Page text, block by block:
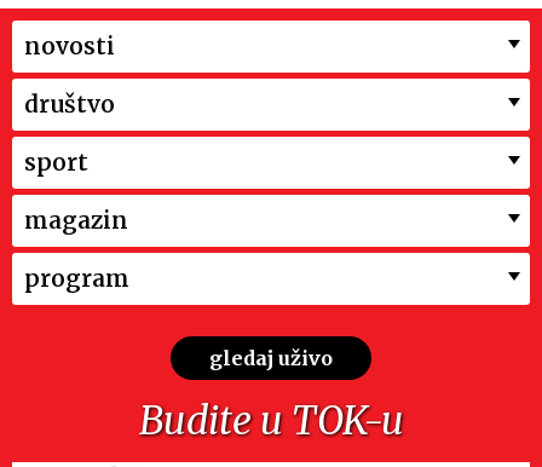
novosti
društvo
sport
magazin
program
gledaj uživo
Budite u TOK-u